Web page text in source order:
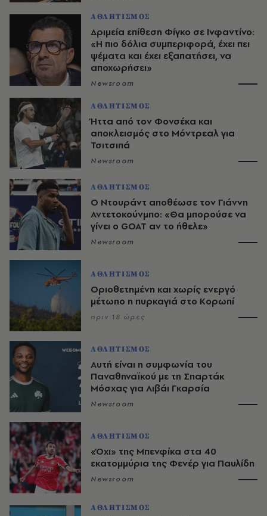
ΑΘΛΗΤΙΣΜΟΣ
Δριμεία επίθεση Φίγκο σε Ινφαντίνο:
«Η πιο δόλια συμπεριφορά, έχει πει
ψέματα και έχει εξαπατήσει, να
αποχωρήσει»
Newsroom
ΑΘΛΗΤΙΣΜΟΣ
Ήττα από τον Φονσέκα και
αποκλεισμός στο Μόντρεαλ για
Τσιτσιπά
Newsroom
ΑΘΛΗΤΙΣΜΟΣ
Ο Ντουράντ αποθέωσε τον Γιάννη
Αντετοκούνμπο: «Θα μπορούσε να
γίνει ο GOAT αν το ήθελε»
Newsroom
ΑΘΛΗΤΙΣΜΟΣ
Οριοθετημένη και χωρίς ενεργό
μέτωπο η πυρκαγιά στο Κορωπί
πριν 18 ώρες
ΑΘΛΗΤΙΣΜΟΣ
Αυτή είναι η συμφωνία του
Παναθηναϊκού με τη Σπαρτάκ
Μόσχας για Λιβάι Γκαρσία
Newsroom
ΑΘΛΗΤΙΣΜΟΣ
«Όχι» της Μπενφίκα στα 40
εκατομμύρια της Φενέρ για Παυλίδη
Newsroom
ΑΘΛΗΤΙΣΜΟΣ